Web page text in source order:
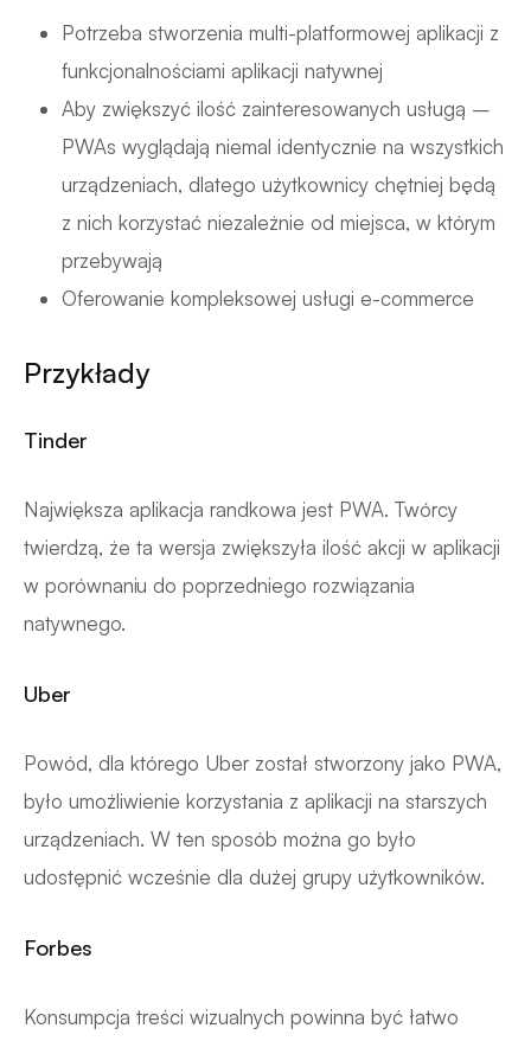
Potrzeba stworzenia multi-platformowej aplikacji z
funkcjonalnościami aplikacji natywnej
Aby zwiększyć ilość zainteresowanych usługą –
PWAs wyglądają niemal identycznie na wszystkich
urządzeniach, dlatego użytkownicy chętniej będą
z nich korzystać niezależnie od miejsca, w którym
przebywają
Oferowanie kompleksowej usługi e-commerce
Przykłady
Tinder
Największa aplikacja randkowa jest PWA. Twórcy
twierdzą, że ta wersja zwiększyła ilość akcji w aplikacji
w porównaniu do poprzedniego rozwiązania
natywnego.
Uber
Powód, dla którego Uber został stworzony jako PWA,
było umożliwienie korzystania z aplikacji na starszych
urządzeniach. W ten sposób można go było
udostępnić wcześnie dla dużej grupy użytkowników.
Forbes
Konsumpcja treści wizualnych powinna być łatwo